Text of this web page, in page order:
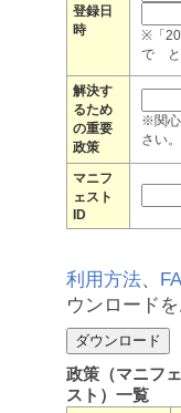
登録日
時
※「
で と
解決す
るため
の重要
政策
※関心
さい。
マニフ
ェスト
ID
利用方法、
ウンロードを
政策（マニフェ
スト）一覧